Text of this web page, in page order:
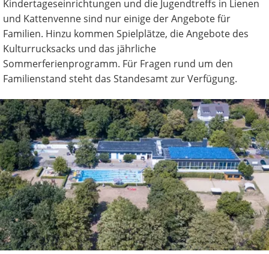
Kindertageseinrichtungen und die Jugendtreffs in Lienen
und Kattenvenne sind nur einige der Angebote für
Familien. Hinzu kommen Spielplätze, die Angebote des
Kulturrucksacks und das jährliche
Sommerferienprogramm. Für Fragen rund um den
Familienstand steht das Standesamt zur Verfügung.